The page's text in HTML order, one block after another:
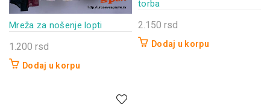
Mreža za nošenje lopti
1.200 rsd
Dodaj u korpu
torba
2.150 rsd
Dodaj u korpu